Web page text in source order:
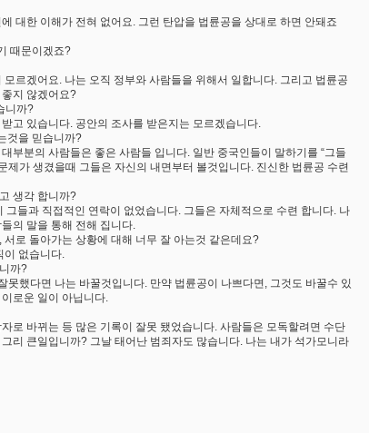
대한 이해가 전혀 없어요. 그런 탄압을 법륜공을 상대로 하면 안돼죠
때문이겠죠?
르겠어요. 나는 오직 정부와 사람들을 위해서 일합니다. 그리고 법륜공
지 않겠어요?
니까?
고 있습니다. 공안의 조사를 받은지는 모르겠습니다.
것을 믿습니까?
부분의 사람들은 좋은 사람들 입니다. 일반 중국인들이 말하기를 “그들
가 생겼을때 그들은 자신의 내면부터 볼것입니다. 진신한 법륜공 수련
생각 합니까?
들과 직접적인 연락이 없었습니다. 그들은 자체적으로 수련 합니다. 나
의 말을 통해 전해 집니다.
로 돌아가는 상황에 대해 너무 잘 아는것 같은데요?
이 없습니다.
까?
못했다면 나는 바꿀것입니다. 만약 법륜공이 나쁘다면, 그것도 바꿀수 있
로운 일이 아닙니다.
로 바뀌는 등 많은 기록이 잘못 됐었습니다. 사람들은 모독할려면 수단
리 큰일입니까? 그날 태어난 범죄자도 많습니다. 나는 내가 석가모니라